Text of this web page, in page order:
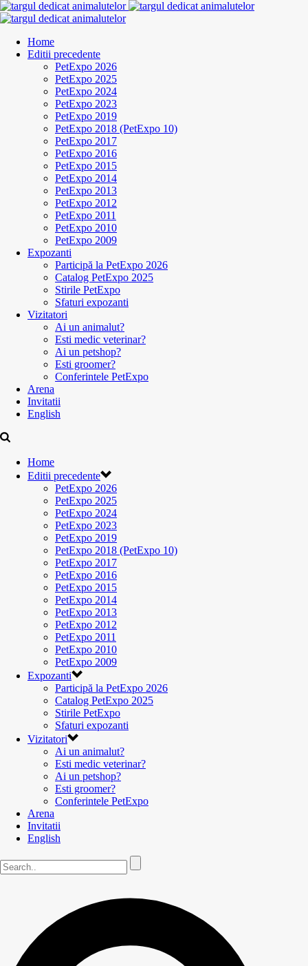
Home
Editii precedente
PetExpo 2026
PetExpo 2025
PetExpo 2024
PetExpo 2023
PetExpo 2019
PetExpo 2018 (PetExpo 10)
PetExpo 2017
PetExpo 2016
PetExpo 2015
PetExpo 2014
PetExpo 2013
PetExpo 2012
PetExpo 2011
PetExpo 2010
PetExpo 2009
Expozanti
Participă la PetExpo 2026
Catalog PetExpo 2025
Stirile PetExpo
Sfaturi expozanti
Vizitatori
Ai un animalut?
Esti medic veterinar?
Ai un petshop?
Esti groomer?
Conferintele PetExpo
Arena
Invitatii
English
Home
Editii precedente
PetExpo 2026
PetExpo 2025
PetExpo 2024
PetExpo 2023
PetExpo 2019
PetExpo 2018 (PetExpo 10)
PetExpo 2017
PetExpo 2016
PetExpo 2015
PetExpo 2014
PetExpo 2013
PetExpo 2012
PetExpo 2011
PetExpo 2010
PetExpo 2009
Expozanti
Participă la PetExpo 2026
Catalog PetExpo 2025
Stirile PetExpo
Sfaturi expozanti
Vizitatori
Ai un animalut?
Esti medic veterinar?
Ai un petshop?
Esti groomer?
Conferintele PetExpo
Arena
Invitatii
English